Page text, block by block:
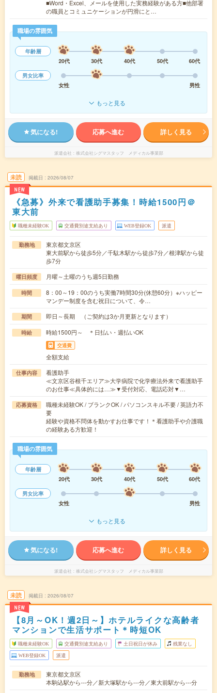
■Word・Excel、メールを使用した実務経験がある方■他部署
の職員とコミュニケーションが円滑にと…
職場の雰囲気
年齢層
20代
30代 40代 50代
60代
男女比率
女性
男性
もっと見る
気になる! 応募へ進む 詳しく見る
派遣会社 株式会社シグマスタッフ メディカル事業部
未読
NEW
掲載日 2026/08/07
《急募》外来で看護助手募集！時給1500円＠
東大前
職種未経験OK 交通費別途支給あり WEB登録OK 派遣
勤務地
東京都文京区
東大前駅から徒歩5分／千駄木駅から徒歩7分／根津駅から徒
歩7分
曜日頻度 月曜～土曜のうち週5日勤務
時間
8：00～19：00のうち実働7時間30分(休憩60分）※ハッピー
マンデー制度を含む祝日について、令…
期間 即日～長期 （ご契約は3か月更新となります）
時給 時給1500円～ ＊日払い・週払いOK
交通費
全額支給
仕事内容
看護助手
≪文京区谷根千エリア≫大学病院で化学療法外来で看護助手
のお仕事≪具体的には…≫▼受付対応、電話応対▼…
応募資格
職種未経験OK / ブランクOK / パソコンスキル不要 / 英語力不
要
経験や資格不問体を動かすお仕事です！＊看護助手や介護職
の経験ある方歓迎！
職場の雰囲気
年齢層
20代
30代 40代 50代
60代
男女比率
女性
男性
もっと見る
気になる! 応募へ進む 詳しく見る
派遣会社 株式会社シグマスタッフ メディカル事業部
未読
NEW
掲載日 2026/08/07
【8月～OK！週2日～】ホテルライクな高齢者
マンションで生活サポート＊時短OK
職種未経験OK 交通費別途支給あり 土日祝日が休み 残業なし
WEB登録OK 派遣
勤務地
東京都文京区
本駒込駅から---分／新大塚駅から---分／東大前駅から---分